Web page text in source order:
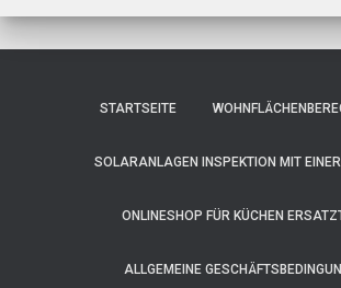
STARTSEITE
SOLARANLAGEN INSPEKTION MIT
ONLINESHOP FÜR KÜCHEN
ALLGEMEINE